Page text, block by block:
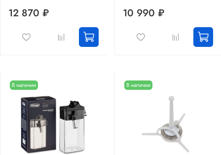
12 870 ₽ 10 990 ₽
В наличии В наличии